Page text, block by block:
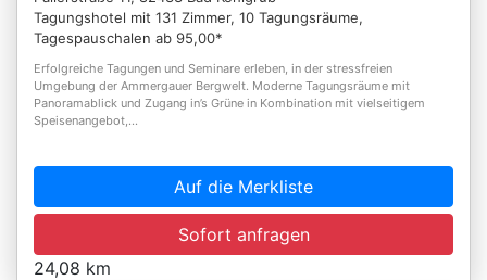
Tagungshotel mit 131 Zimmer, 10 Tagungsräume,
Tagespauschalen ab 95,00*
Erfolgreiche Tagungen und Seminare erleben, in der stressfreien
Umgebung der Ammergauer Bergwelt. Moderne Tagungsräume mit
Panoramablick und Zugang in’s Grüne in Kombination mit vielseitigem
Speisenangebot,...
Auf die Merkliste
Sofort anfragen
24,08 km